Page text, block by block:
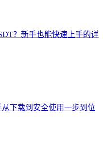
？新手也能快速上手的详
下载到安全使用一步到位